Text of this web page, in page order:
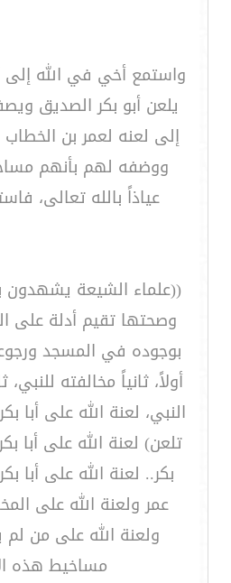
واستمع أخي في الله
يلعن أبو بكر الصديق
إلى لعنه لعمر بن
ووضفه لهم بأنهم
عياذاً بالله تعالى،
((علماء الشيعة يشهدون
وصحتها تقيم أدلة على
بوجوده في المسجد
أولاً، ثانياً مخالفته
النبي، لعنة الله على أبا
تلعن) لعنة الله على أبا
بكر.. لعنة الله على أبا
عمر ولعنة الله على
ولعنة الله على من
مساخيط هذه